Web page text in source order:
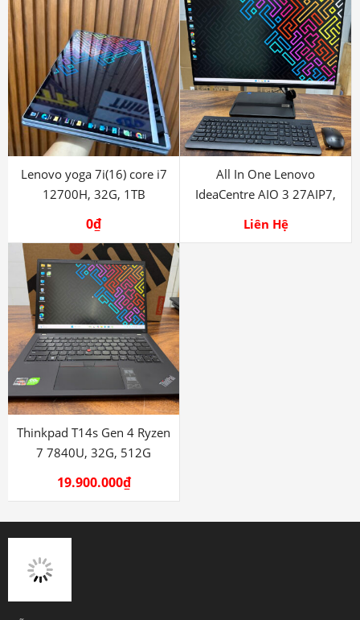
Lenovo yoga 7i(16) core i7
12700H, 32G, 1TB
0₫
All In One Lenovo
IdeaCentre AIO 3 27AIP7,
Liên Hệ
Thinkpad T14s Gen 4 Ryzen
7 7840U, 32G, 512G
19.900.000₫